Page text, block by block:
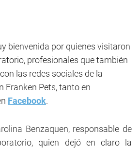
bienvenida por quienes visitaron
profesionales que también
las redes sociales de la
Franken Pets, tanto en
Facebook.
Benzaquen, responsable de
quien dejó en claro la